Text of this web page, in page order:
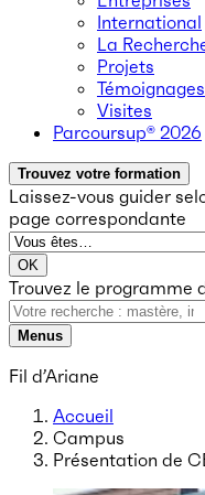
International
La
Projets
Témoignages
Visites
Parcoursup® 2026
Trouvez votre formation
Laissez-vous guider
page correspondante
OK
Trouvez le programme
Menus
Fil d’Ariane
Accueil
Campus
Présentation de